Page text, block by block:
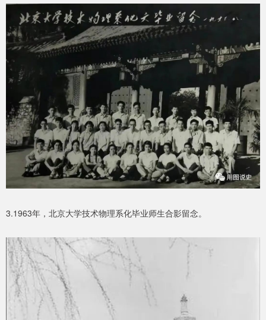
3.1963年，北京大学技术物理系化毕业师生合影留念。